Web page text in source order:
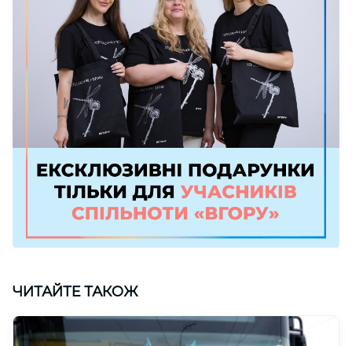
ЧИТАЙТЕ ТАКОЖ